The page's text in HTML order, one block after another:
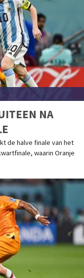
NA
de halve finale van het
waarin Oranje